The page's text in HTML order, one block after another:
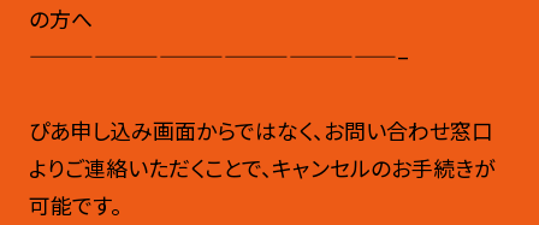
の方へ
—————————————————–
ぴあ申し込み画面からではなく、お問い合わせ窓口
よりご連絡いただくことで、キャンセルのお手続きが
可能です。